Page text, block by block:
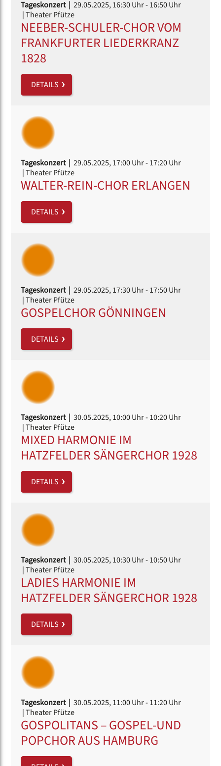
Tageskonzert | 29.05.2025, 16:30 Uhr- 16:50 Uhr
| Theater Pfütze
NEEBER-SCHULER-CHOR VOM
FRANKFURTER LIEDERKRANZ
1828
DETAILS
Tageskonzert | 29.05.2025, 17:00 Uhr- 17:20 Uhr
| Theater Pfütze
WALTER-REIN-CHOR ERLANGEN
DETAILS
Tageskonzert | 29.05.2025, 17:30 Uhr- 17:50 Uhr
| Theater Pfütze
GOSPELCHOR GÖNNINGEN
DETAILS
Tageskonzert | 30.05.2025, 10:00 Uhr- 10:20 Uhr
| Theater Pfütze
MIXED HARMONIE IM
HATZFELDER SÄNGERCHOR 1928
DETAILS
Tageskonzert | 30.05.2025, 10:30 Uhr- 10:50 Uhr
| Theater Pfütze
LADIES HARMONIE IM
HATZFELDER SÄNGERCHOR 1928
DETAILS
Tageskonzert | 30.05.2025, 11:00 Uhr- 11:20 Uhr
| Theater Pfütze
GOSPOLITANS – GOSPEL-UND
POPCHOR AUS HAMBURG